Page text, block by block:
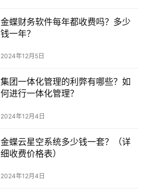
金蝶财务软件每年都收费吗？多少
钱一年？
2024年12月5日
集团一体化管理的利弊有哪些？如
何进行一体化管理？
2024年12月4日
金蝶云星空系统多少钱一套？（详
细收费价格表）
2024年12月4日